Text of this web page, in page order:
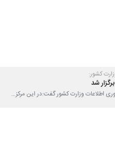
کشور:
اطلاعات وزارت کشور گفت:در این مرکز…